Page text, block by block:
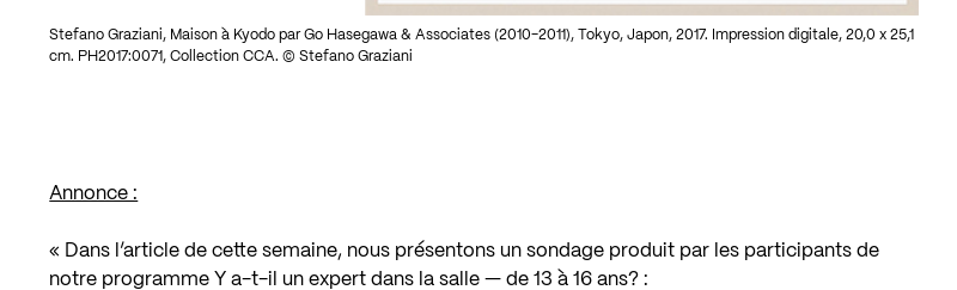
Stefano Graziani, Maison à Kyodo par Go Hasegawa & Associates (2010-2011), Tokyo, Japon, 2017. Impression digitale, 20,0 x 25,1
cm. PH2017:0071, Collection CCA. © Stefano Graziani
Annonce :
« Dans l’article de cette semaine, nous présentons un sondage produit par les participants de
notre programme Y a-t-il un expert dans la salle — de 13 à 16 ans? :